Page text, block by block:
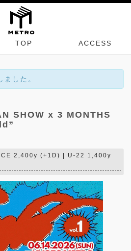
TOP ACCESS
ました。
SHOW x 3 MONTHS
2,400y (+1D) | U-22 1,400y